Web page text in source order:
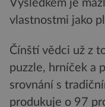
Výsledkem je
vlastnostmi jako
Čínští vědci už z
puzzle, hrníček a
srovnání s
produkuje o 97